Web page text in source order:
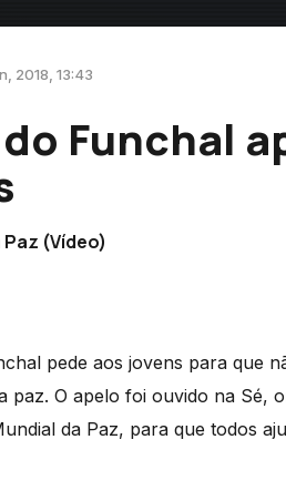
2018, 13:43
Funchal
Paz (Vídeo)
pede aos jovens para que
paz. O apelo foi ouvido na Sé,
da Paz, para que todos